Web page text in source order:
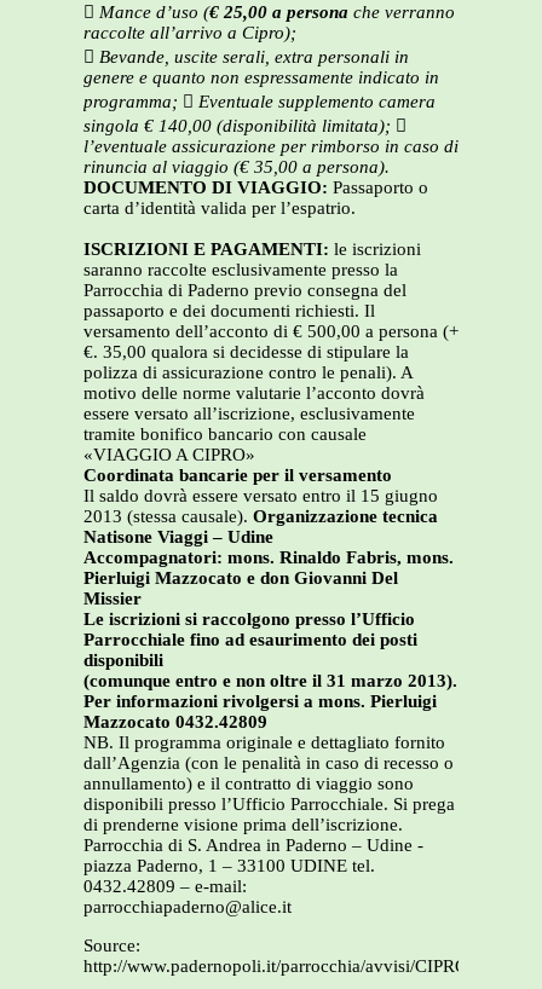
 Mance d’uso (€ 25,00 a persona che verranno
raccolte all’arrivo a Cipro);
 Bevande, uscite serali, extra personali in
genere e quanto non espressamente indicato in
programma;  Eventuale supplemento camera
singola € 140,00 (disponibilità limitata); 
l’eventuale assicurazione per rimborso in caso di
rinuncia al viaggio (€ 35,00 a persona).
DOCUMENTO DI VIAGGIO: Passaporto o
carta d’identità valida per l’espatrio.
ISCRIZIONI E PAGAMENTI: le iscrizioni
saranno raccolte esclusivamente presso la
Parrocchia di Paderno previo consegna del
passaporto e dei documenti richiesti. Il
versamento dell’acconto di € 500,00 a persona (+
€. 35,00 qualora si decidesse di stipulare la
polizza di assicurazione contro le penali). A
motivo delle norme valutarie l’acconto dovrà
essere versato all’iscrizione, esclusivamente
tramite bonifico bancario con causale
«VIAGGIO A CIPRO»
Coordinata bancarie per il versamento
Il saldo dovrà essere versato entro il 15 giugno
2013 (stessa causale). Organizzazione tecnica
Natisone Viaggi – Udine
Accompagnatori: mons. Rinaldo Fabris, mons.
Pierluigi Mazzocato e don Giovanni Del
Missier
Le iscrizioni si raccolgono presso l’Ufficio
Parrocchiale fino ad esaurimento dei posti
disponibili
(comunque entro e non oltre il 31 marzo 2013).
Per informazioni rivolgersi a mons. Pierluigi
Mazzocato 0432.42809
NB. Il programma originale e dettagliato fornito
dall’Agenzia (con le penalità in caso di recesso o
annullamento) e il contratto di viaggio sono
disponibili presso l’Ufficio Parrocchiale. Si prega
di prenderne visione prima dell’iscrizione.
Parrocchia di S. Andrea in Paderno – Udine -
piazza Paderno, 1 – 33100 UDINE tel.
0432.42809 – e-mail:
parrocchiapaderno@alice.it
Source:
http://www.padernopoli.it/parrocchia/avvisi/CIPRO2013.pdf